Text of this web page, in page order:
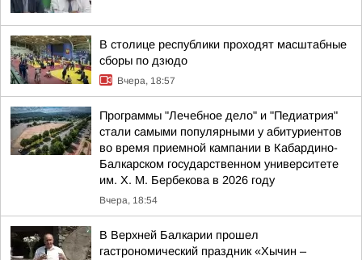
В столице республики проходят масштабные
сборы по дзюдо
Вчера, 18:57
Программы "Лечебное дело" и "Педиатрия"
стали самыми популярными у абитуриентов
во время приемной кампании в Кабардино-
Балкарском государственном университете
им. Х. М. Бербекова в 2026 году
Вчера, 18:54
В Верхней Балкарии прошел
гастрономический праздник «Хычин –